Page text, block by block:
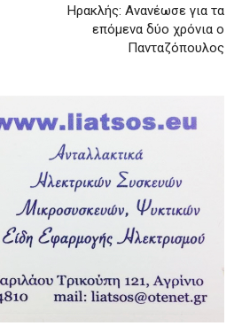
Ηρακλής: Ανανέωσε για τα
επόμενα δύο χρόνια ο
Πανταζόπουλος